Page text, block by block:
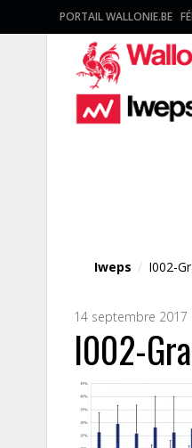
PORTAIL WALLONIE.BE
Iweps / I002-
14 septembre 2017
I002-